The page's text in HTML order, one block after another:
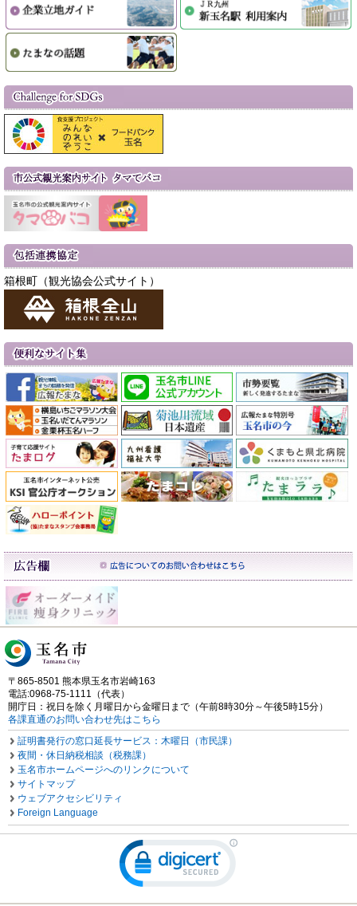
箱根町（観光協会公式サイト）
〒865-8501 熊本県玉名市岩崎163
電話:0968-75-1111（代表）
開庁日：祝日を除く月曜日から金曜日まで（午前8時30分～午後5時15分）
各課直通のお問い合わせ先はこちら
証明書発行の窓口延長サービス：木曜日（市民課）
夜間・休日納税相談（税務課）
玉名市ホームページへのリンクについて
サイトマップ
ウェブアクセシビリティ
Foreign Language